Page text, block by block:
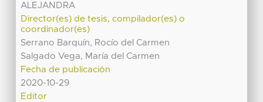
ALEJANDRA
Director(es) de tesis, compilador(es) o
coordinador(es)
Serrano Barquín, Rocío del Carmen
Salgado Vega, María del Carmen
Fecha de publicación
2020-10-29
Editor